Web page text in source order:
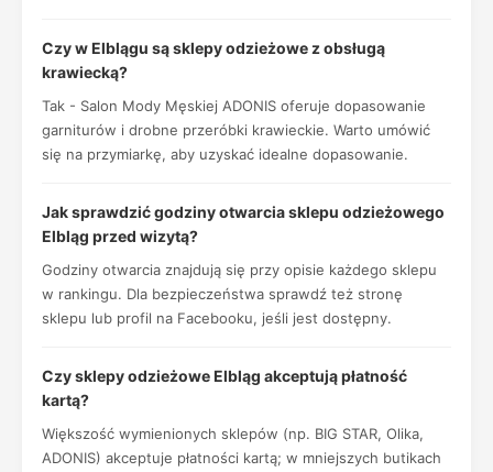
Czy w Elblągu są sklepy odzieżowe z obsługą
krawiecką?
Tak - Salon Mody Męskiej ADONIS oferuje dopasowanie
garniturów i drobne przeróbki krawieckie. Warto umówić
się na przymiarkę, aby uzyskać idealne dopasowanie.
Jak sprawdzić godziny otwarcia sklepu odzieżowego
Elbląg przed wizytą?
Godziny otwarcia znajdują się przy opisie każdego sklepu
w rankingu. Dla bezpieczeństwa sprawdź też stronę
sklepu lub profil na Facebooku, jeśli jest dostępny.
Czy sklepy odzieżowe Elbląg akceptują płatność
kartą?
Większość wymienionych sklepów (np. BIG STAR, Olika,
ADONIS) akceptuje płatności kartą; w mniejszych butikach